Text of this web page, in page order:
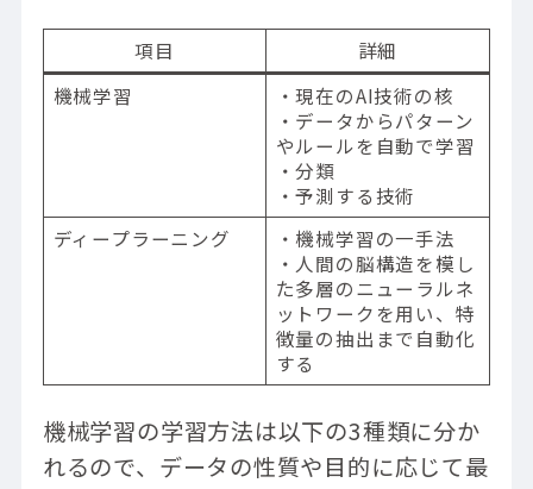
項目
詳細
機械学習
・現在のAI技術の核
・データからパターン
やルールを自動で学習
・分類
・予測する技術
ディープラーニング
・機械学習の一手法
・人間の脳構造を模し
た多層のニューラルネ
ットワークを用い、特
徴量の抽出まで自動化
する
機械学習の学習方法は以下の3種類に分か
れるので、データの性質や目的に応じて最